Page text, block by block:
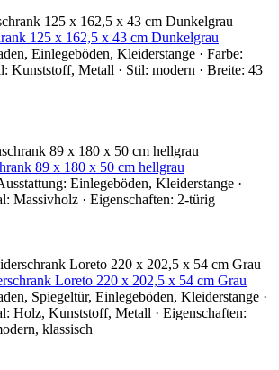
125 x 162,5 x 43 cm Dunkelgrau
Einlegeböden, Kleiderstange · Farbe:
Kunststoff, Metall · Stil: modern · Breite: 43
89 x 180 x 50 cm hellgrau
Einlegeböden, Kleiderstange ·
Massivholz · Eigenschaften: 2-türig
Loreto 220 x 202,5 x 54 cm Grau
Spiegeltür, Einlegeböden, Kleiderstange ·
Holz, Kunststoff, Metall · Eigenschaften:
klassisch